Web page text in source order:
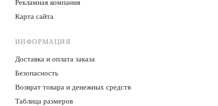
Рекламная компания
Карта сайта
ИНФОРМАЦИЯ
Доставка и оплата заказа
Безопасность
Возврат товара и денежных средств
Таблица размеров